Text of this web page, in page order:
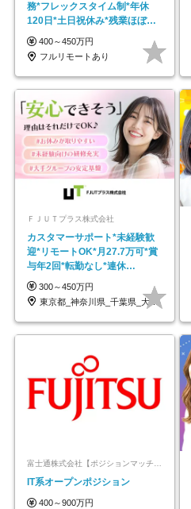
務*フレックスタイム制*年休
120日*土日祝休み*残業ほぼな
し*育児中社員8割以上
400～450万円
フルリモートあり
ＦＪＵＴプラス株式会社
カスタマーサポート*未経験歓
迎*リモートOK*月27.7万可*賞
与年2回*転勤なし*連休
OK/ZE010232
300～450万円
東京都_神奈川県_千葉県_大阪府_愛知県…
富士通株式会社【ポジションマッチ登録】
IT系オープンポジション
400～900万円